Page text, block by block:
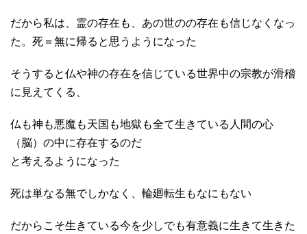
だから私は、霊の存在も、あの世のの存在も信じなくなっ
た。死＝無に帰ると思うようになった
そうすると仏や神の存在を信じている世界中の宗教が滑稽
に見えてくる、
仏も神も悪魔も天国も地獄も全て生きている人間の心
（脳）の中に存在するのだ
と考えるようになった
死は単なる無でしかなく、輪廻転生もなにもない
だからこそ生きている今を少しでも有意義に生きて生きた